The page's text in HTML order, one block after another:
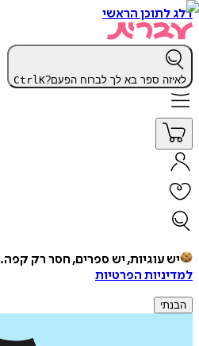
דלג לתוכן הראשי
לאיזה ספר בא לך לברוח הפעם? CtrlK
יש עוגיות, יש ספרים, חסר רק קפה.
למדיניות הפרטיות
הבנתי